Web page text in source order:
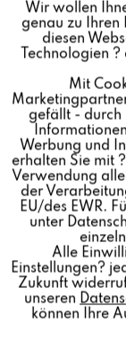
T77
EDITION
Marketing
Tracking
Service
Wir wollen
genau zu Ihren
diesen
Technologien
Mit
gefällt - durch
Werbung und
erhalten Sie mit
Verwendung
der
EU/des EWR.
unter
Alle
Einstellungen?
Zukunft
unseren
können Ihre